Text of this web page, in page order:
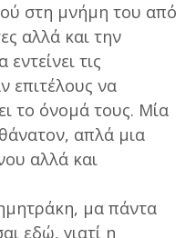
στη μνήμη του από
αλλά και την
τις
επιτέλους να
το όνομά τους. Μία
απλά μια
αλλά και
μα πάντα
εδώ, γιατί η